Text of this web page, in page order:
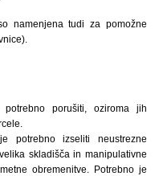
namenjena tudi za pomožne
porušiti, oziroma jih
potrebno izseliti neustrezne
skladišča in manipulativne
obremenitve. Potrebno je